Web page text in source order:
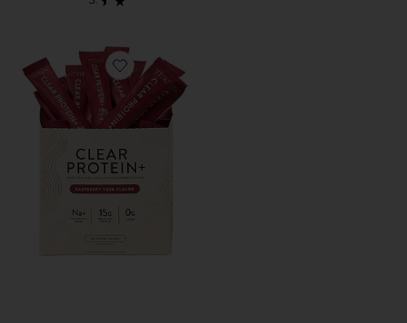
Favorite CLEAR PROTEIN+ プロテイン